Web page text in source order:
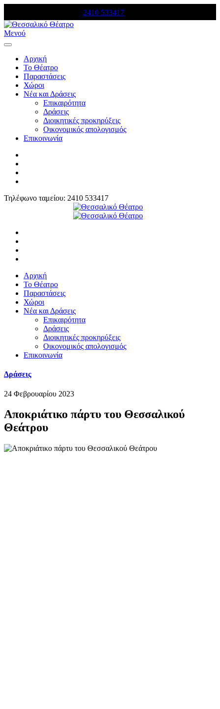
2410 533417
Μενού
Αρχική
Το Θέατρο
Παραστάσεις
Χώροι
Νέα και Δράσεις
Επικαιρότητα
Δράσεις
Διοικητικές προκηρύξεις
Οικονομικός απολογισμός
Επικοινωνία
Τηλέφωνο ταμείου: 2410 533417
Αρχική
Το Θέατρο
Παραστάσεις
Χώροι
Νέα και Δράσεις
Επικαιρότητα
Δράσεις
Διοικητικές προκηρύξεις
Οικονομικός απολογισμός
Επικοινωνία
Δράσεις
24 Φεβρουαρίου 2023
Αποκριάτικο πάρτυ του Θεσσαλικού
Θεάτρου